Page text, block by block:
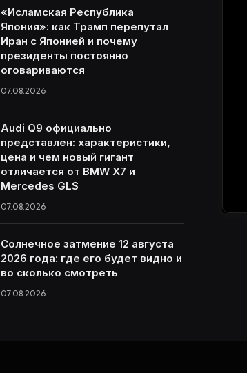
«Исламская Республика
Япония»: как Трамп перепутал
Иран с Японией и почему
президенты постоянно
оговариваются
07.08.2026
Audi Q9 официально
представлен: характеристики,
цена и чем новый гигант
отличается от BMW X7 и
Mercedes GLS
07.08.2026
Солнечное затмение 12 августа
2026 года: где его будет видно и
во сколько смотреть
07.08.2026